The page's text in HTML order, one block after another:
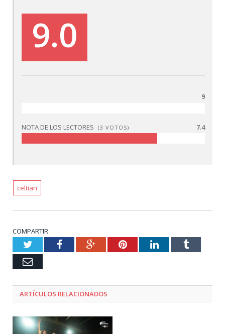
9.0
9
NOTA DE LOS LECTORES (3 VOTOS) 7.4
celtian
COMPARTIR
TwitterFacebookGoogle+PinterestLinkedInTumblr
Email
ARTÍCULOS RELACIONADOS